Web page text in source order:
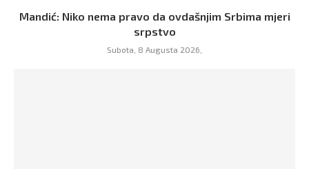
Mandić: Niko nema pravo da ovdašnjim Srbima mjeri
srpstvo
Subota, 8 Augusta 2026,